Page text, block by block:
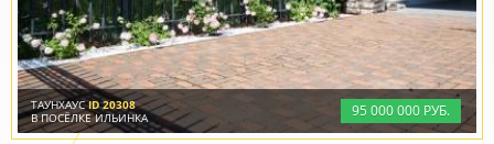
95000000 РУБ.
ТАУНХАУСID 20308
В ПОСЁЛКЕ ИЛЬИНКА